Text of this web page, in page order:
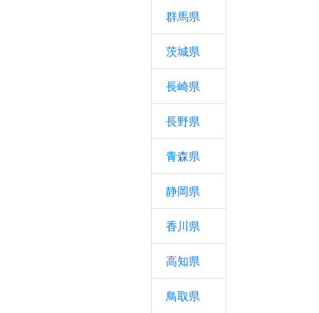
群馬県
茨城県
長崎県
長野県
青森県
静岡県
香川県
高知県
鳥取県